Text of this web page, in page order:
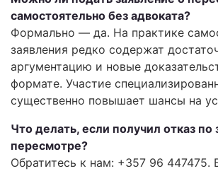
самостоятельно без адвоката?
Формально — да. На практике
заявления редко содержат
аргументацию и новые
формате. Участие
существенно повышает шансы на
Что делать, если получил отказ по
пересмотре?
Обратитесь к нам: +357 96 447475.